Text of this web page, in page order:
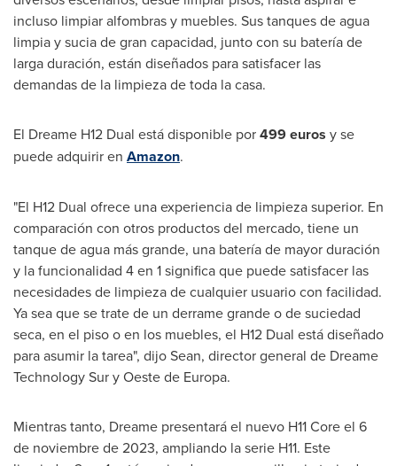
incluso limpiar alfombras y muebles. Sus tanques de agua
limpia y sucia de gran capacidad, junto con su batería de
larga duración, están diseñados para satisfacer las
demandas de la limpieza de toda la casa.
El Dreame H12 Dual está disponible por499 euros y se
puede adquirir en Amazon.
"El H12 Dual ofrece una experiencia de limpieza superior. En
comparación con otros productos del mercado, tiene un
tanque de agua más grande, una batería de mayor duración
y la funcionalidad 4 en 1 significa que puede satisfacer las
necesidades de limpieza de cualquier usuario con facilidad.
Ya sea que se trate de un derrame grande o de suciedad
seca, en el piso o en los muebles, el H12 Dual está diseñado
para asumir la tarea", dijo Sean, director general de Dreame
Technology Sur y Oeste de Europa.
Mientras tanto, Dreame presentará el nuevo H11 Core el 6
de noviembre de 2023, ampliando la serie H11. Este